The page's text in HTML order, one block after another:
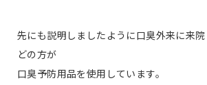
先にも説明しましたように口臭外来に来
どの方が
口臭予防用品を使用しています。